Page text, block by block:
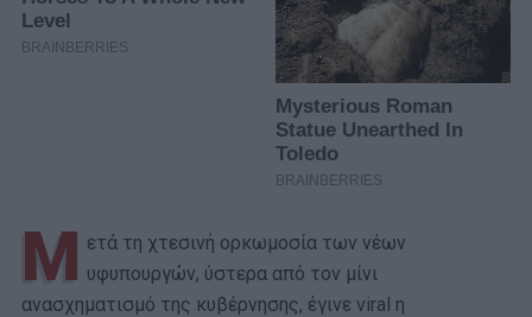
Μ ετά τη χτεσινή ορκωμοσία των νέων
υφυπουργών, ύστερα από τον μίνι
ανασχηματισμό της κυβέρνησης, έγινε viral η